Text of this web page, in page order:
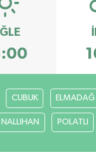
CUBUK ELMADAĞ
NALLIHAN POLATLI